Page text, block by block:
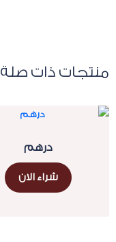
منتجات ذات صلة
درهم
شراء الان